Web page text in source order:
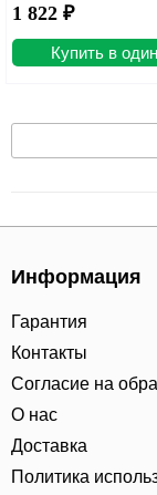
1 822 ₽
Купить в
Информация
Гарантия
Контакты
Согласие на
О нас
Доставка
Политика